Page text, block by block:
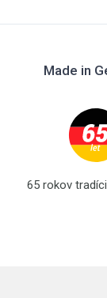
Made in
65 rokov